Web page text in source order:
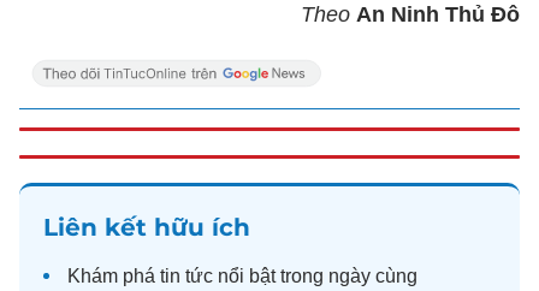
Theo An Ninh Thủ Đô
Liên kết hữu ích
Khám phá tin tức nổi bật trong ngày cùng